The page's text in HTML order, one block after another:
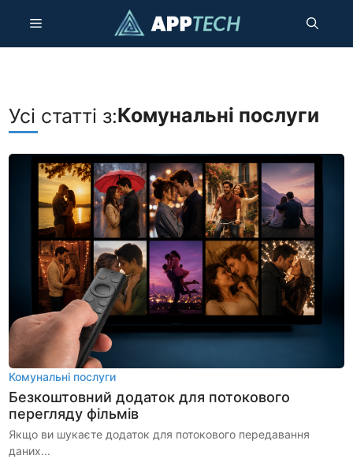
контенту
Меню
Усі статті з:Комунальні послуги
Комунальні послуги
Безкоштовний додаток для потокового
перегляду фільмів
Якщо ви шукаєте додаток для потокового передавання
даних...